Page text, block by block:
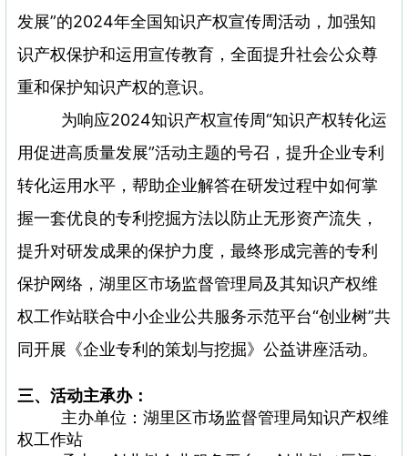
发展”的2024年全国知识产权宣传周活动，加强知
识产权保护和运用宣传教育，全面提升社会公众尊
重和保护知识产权的意识。
为响应2024知识产权宣传周“知识产权转化运
用促进高质量发展”活动主题的号召，提升企业专利
转化运用水平，帮助企业解答在研发过程中如何掌
握一套优良的专利挖掘方法以防止无形资产流失，
提升对研发成果的保护力度，最终形成完善的专利
保护网络，湖里区市场监督管理局及其知识产权维
权工作站联合中小企业公共服务示范平台“创业树”共
同开展《企业专利的策划与挖掘》公益讲座活动。
三、活动主承办：
主办单位：湖里区市场监督管理局知识产权维
权工作站